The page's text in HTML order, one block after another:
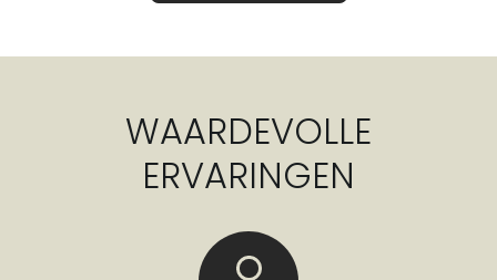
WAARDEVOLLE
ERVARINGEN